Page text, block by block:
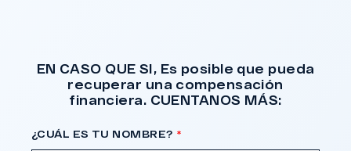
EN CASO QUE SI, Es posible que pueda
recuperar una compensación
financiera. CUENTANOS MÁS:
¿CUÁL ES TU NOMBRE?